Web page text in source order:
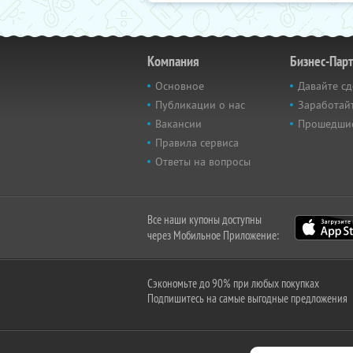
Компания
Основное
Публикации о нас
Вакансии
Правила сервиса
Ответы на вопросы
Бизнес-
Давайте
Все наши купоны доступны
через Мобильное Приложение:
Сэкономьте до 90% при любых покупках
Подпишитесь на самые выгодные предложения